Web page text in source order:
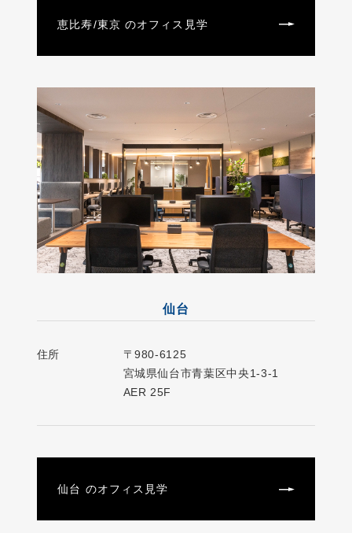
恵比寿/東京 のオフィス見学
仙台
住所
〒980-6125
宮城県仙台市青葉区中央1-3-1
AER 25F
仙台 のオフィス見学